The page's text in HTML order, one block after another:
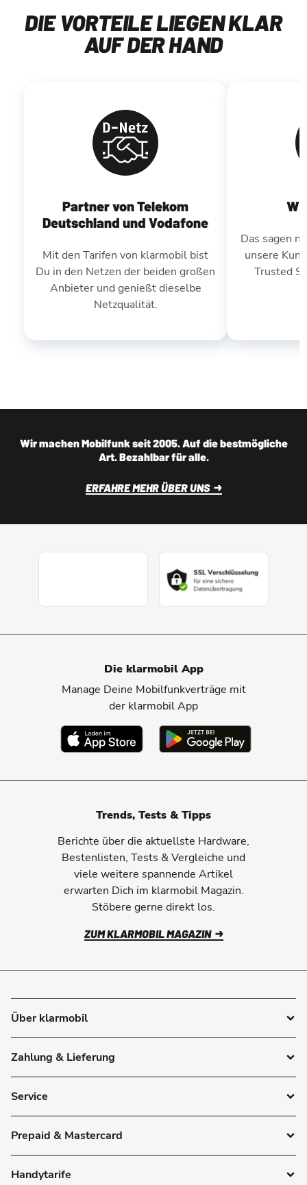
DIE VORTEILE LIEGEN KLAR
AUF DER HAND
Partner von Telekom
Deutschland und Vodafone
Mit den Tarifen von klarmobil bist
Du in den Netzen der beiden großen
Anbieter und genießt dieselbe
Netzqualität.
Das sagen
unsere
Trusted
Wir machen Mobilfunk seit 2005. Auf die bestmögliche
Art. Bezahlbar für alle.
ERFAHRE MEHR ÜBER UNS
Zahlung & Lieferung
Über klarmobil
Die klarmobil App
Manage Deine Mobilfunkverträge mit
der klarmobil App
Trends, Tests & Tipps
Berichte über die aktuellste Hardware,
Bestenlisten, Tests & Vergleiche und
viele weitere spannende Artikel
erwarten Dich im klarmobil Magazin.
Stöbere gerne direkt los.
ZUM KLARMOBIL MAGAZIN
Service
Prepaid & Mastercard
Handytarife